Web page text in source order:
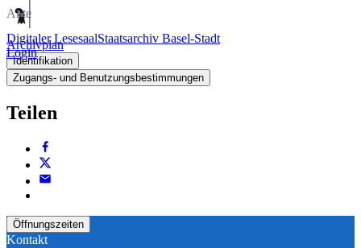
Digitaler LesesaalStaatsarchiv Basel-Stadt
Login
Akte
Archivplan
Identifikation
Zugangs- und Benutzungsbestimmungen
Teilen
Öffnungszeiten
Kontakt